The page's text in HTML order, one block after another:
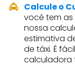
Calcule o
você tem as
nossa
estimativa
de táxi. É
calculadora